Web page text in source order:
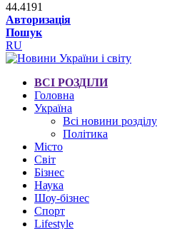
44.4191
Авторизація
Пошук
RU
ВСІ РОЗДІЛИ
Головна
Україна
Всі новини розділу
Політика
Місто
Світ
Бізнес
Наука
Шоу-бізнес
Спорт
Lifestyle